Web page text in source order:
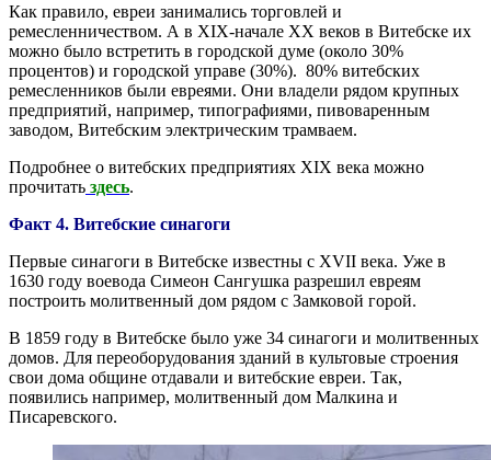
Как правило, евреи занимались торговлей и
ремесленничеством. А в ХІХ-начале ХХ веков в Витебске их
можно было встретить в городской думе (около 30%
процентов) и городской управе (30%). 80% витебских
ремесленников были евреями. Они владели рядом крупных
предприятий, например, типографиями, пивоваренным
заводом, Витебским электрическим трамваем.
Подробнее о витебских предприятиях ХІХ века можно
прочитать здесь.
Факт 4. Витебские синагоги
Первые синагоги в Витебске известны с XVII века. Уже в
1630 году воевода Симеон Сангушка разрешил евреям
построить молитвенный дом рядом с Замковой горой.
В 1859 году в Витебске было уже 34 синагоги и молитвенных
домов. Для переоборудования зданий в культовые строения
свои дома общине отдавали и витебские евреи. Так,
появились например, молитвенный дом Малкина и
Писаревского.